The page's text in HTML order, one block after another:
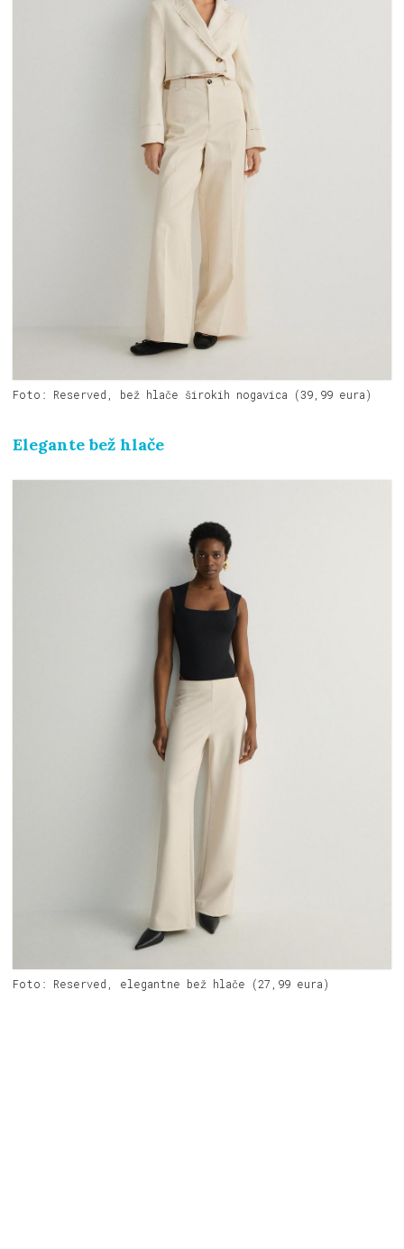
Foto: Reserved, bež hlače širokih nogavica (39,99 eura)
Elegante bež hlače
Foto: Reserved, elegantne bež hlače (27,99 eura)